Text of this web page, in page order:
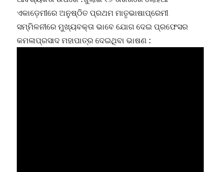
ଏକାଡ଼େମୀରେ ଅନୁଷ୍ଠିତ ପ୍ରଥମ ମାତୃଭାଷାପ୍ରେମୀ
ସମ୍ମିଳନୀରେ ମୁଖ୍ୟବକ୍ତା ଭାବେ ଯୋଗ ଦେଇ ପ୍ରଫେସର
କମଳାପ୍ରସାଦ ମହାପାତ୍ର ଦେଇଥିବା ଭାଷଣ :